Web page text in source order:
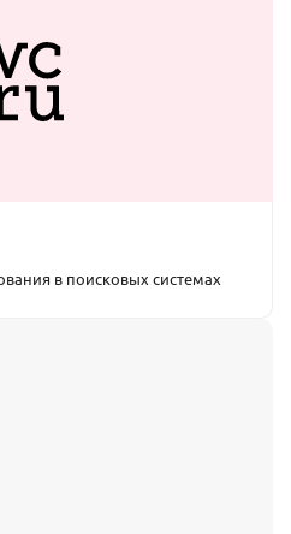
в поисковых системах